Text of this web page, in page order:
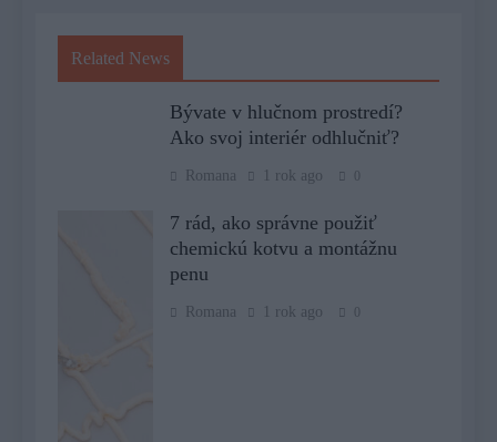
Related News
Bývate v hlučnom prostredí?
Ako svoj interiér odhlučniť?
Romana 1 rok ago 0
7 rád, ako správne použiť
chemickú kotvu a montážnu
penu
Romana 1 rok ago 0